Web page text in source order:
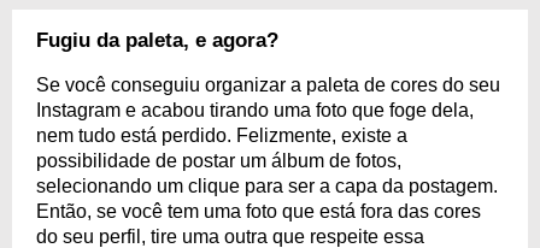
Fugiu da paleta, e agora?
Se você conseguiu organizar a paleta de cores do seu
Instagram e acabou tirando uma foto que foge dela,
nem tudo está perdido. Felizmente, existe a
possibilidade de postar um álbum de fotos,
selecionando um clique para ser a capa da postagem.
Então, se você tem uma foto que está fora das cores
do seu perfil, tire uma outra que respeite essa